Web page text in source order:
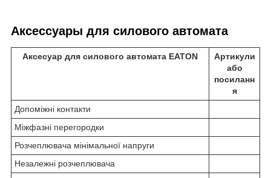
Аксессуары для силового автомата
Аксесуар для силового автомата EATON
Артикули
або
посиланн
я
Допоміжні контакти
Міжфазні перегородки
Розчеплювача мінімальної напруги
Незалежні розчеплювача